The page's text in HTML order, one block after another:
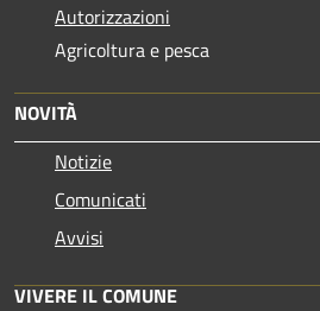
Autorizzazioni
Agricoltura e pesca
NOVITÀ
Notizie
Comunicati
Avvisi
VIVERE IL COMUNE